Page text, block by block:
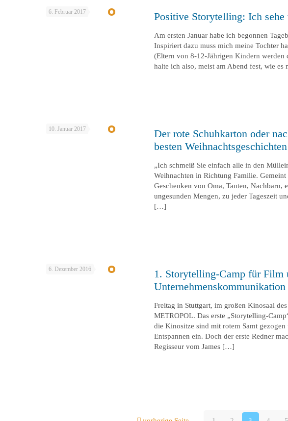
6. Februar 2017 Positive Storytelling: Ich
Am ersten Januar habe ich begonnen
Inspiriert dazu muss mich meine Tochter
(Eltern von 8-12-Jährigen Kindern werden
halte ich also, meist am Abend fest, wie
10. Januar 2017
Der rote Schuhkarton oder
besten Weihnachtsgeschichten
„Ich schmeiß Sie einfach alle in den
Weihnachten in Richtung Familie.
Geschenken von Oma, Tanten, Nachbarn,
ungesunden Mengen, zu jeder Tageszeit
[…]
6. Dezember 2016
1. Storytelling-Camp für Film
Freitag in Stuttgart, im großen Kinosaal
METROPOL. Das erste „Storytelling-
die Kinositze sind mit rotem Samt
Entspannen ein. Doch der erste Redner
Regisseur vom James […]